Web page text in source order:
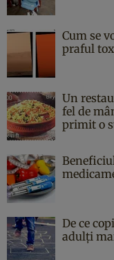
Cum se
praful
Un
fel de
primit o
De ce
adulți